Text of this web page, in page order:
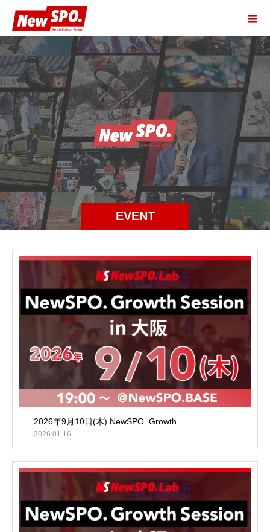
EVENT
2026年9月10日(木) NewSPO. Growth...
2026.01.16